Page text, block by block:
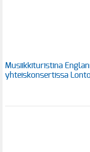
Musiikkituristina
yhteiskonsertissa